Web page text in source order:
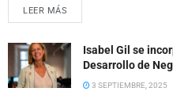
LEER MÁS
Isabel Gil se
Desarrollo de
3 SEPTIEMBRE, 2025